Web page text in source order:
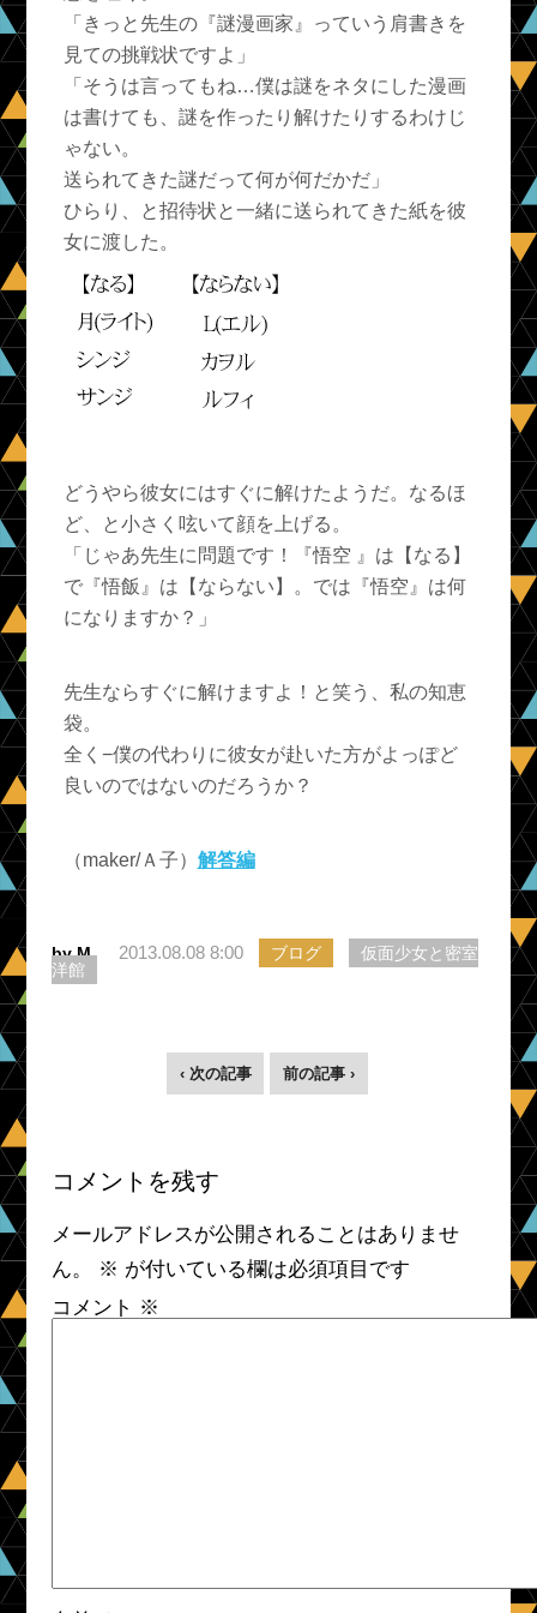
「きっと先生の『謎漫画家』っていう肩書きを
見ての挑戦状ですよ」
「そうは言ってもね…僕は謎をネタにした漫画
は書けても、謎を作ったり解けたりするわけじ
ゃない。
送られてきた謎だって何が何だかだ」
ひらり、と招待状と一緒に送られてきた紙を彼
女に渡した。
どうやら彼女にはすぐに解けたようだ。なるほ
ど、と小さく呟いて顔を上げる。
「じゃあ先生に問題です！『悟空 』は【なる】
で『悟飯』は【ならない】。では『悟空』は何
になりますか？」
先生ならすぐに解けますよ！と笑う、私の知恵
袋。
全く−僕の代わりに彼女が赴いた方がよっぽど
良いのではないのだろうか？
（maker/Ａ子） 解答編
by M 2013.08.08 8:00 ブログ
仮面少女と密室
洋館
‹ 次の記事 前の記事 ›
コメントを残す
メールアドレスが公開されることはありませ
ん。
※ が付いている欄は必須項目です
コメント ※